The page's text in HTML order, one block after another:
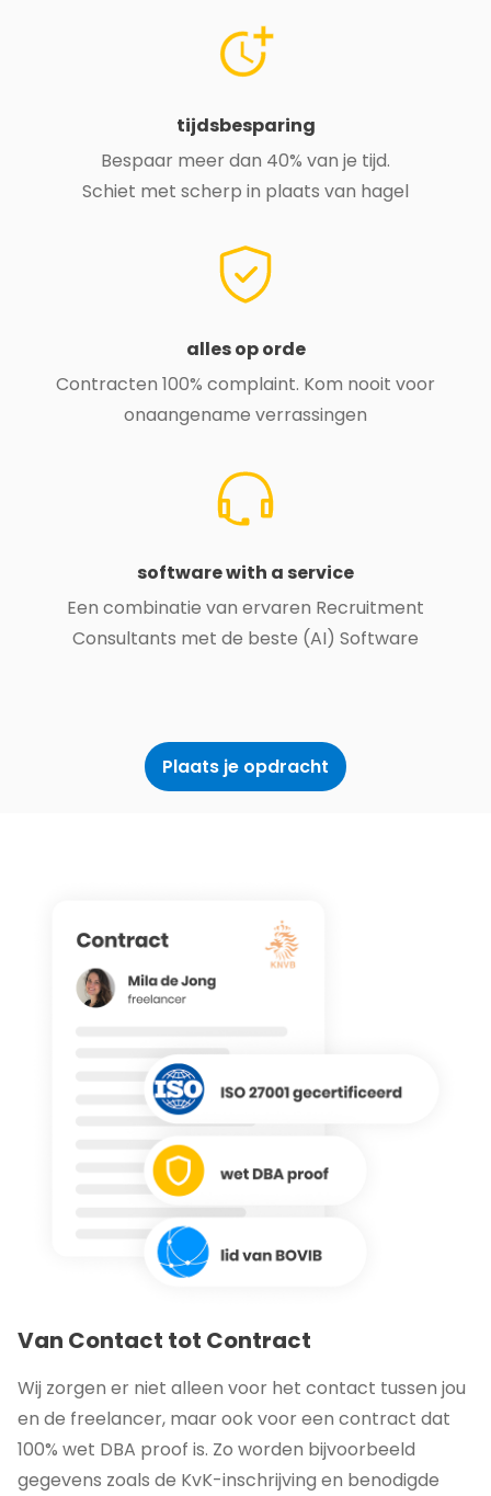
tijdsbesparing
Bespaar meer dan 40% van je tijd.
Schiet met scherp in plaats van hagel
alles op orde
Contracten 100% complaint. Kom nooit voor
onaangename verrassingen
software with a service
Een combinatie van ervaren Recruitment
Consultants met de beste (AI) Software
Plaats je opdracht
Van Contact tot Contract
Wij zorgen er niet alleen voor het contact tussen jou
en de freelancer, maar ook voor een contract dat
100% wet DBA proof is. Zo worden bijvoorbeeld
gegevens zoals de KvK-inschrijving en benodigde